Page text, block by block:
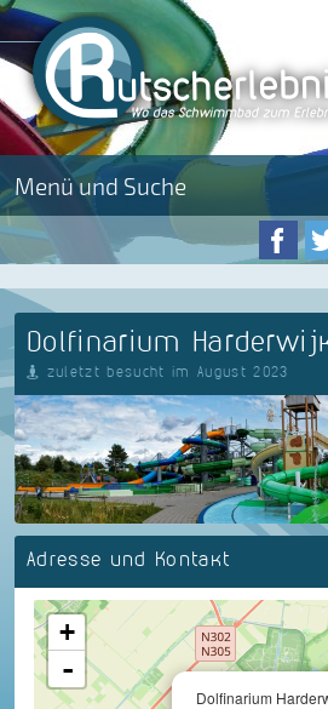
Menü und Suche
Dolfinarium
zuletzt besucht im August 2023
Adresse und Kontakt
Dolfinarium
+
-